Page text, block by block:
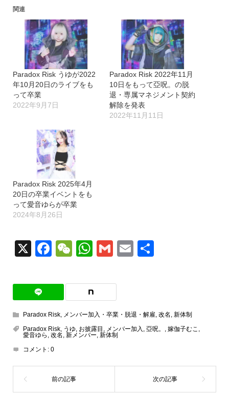
込
み
中…
関連
Paradox Risk うゆが2022
年10月20日のライブをも
って卒業
2022年9月7日
Paradox Risk 2022年11月
10日をもって亞呪。の脱
退・専属マネジメント契約
解除を発表
2022年11月11日
Paradox Risk 2025年4月
20日の卒業イベントをも
って愛音ゆらが卒業
2024年8月26日
X Facebook
WeChat
WhatsApp
GmailEmail
Paradox Risk, メンバー加入・卒業・脱退・解雇, 改名 , 新体制
Paradox Risk, うゆ, お披露目 , メンバー加入 , 亞呪。 , 嫁伽子むこ ,
愛音ゆら , 改名 , 新メンバー, 新体制
コメント: 0